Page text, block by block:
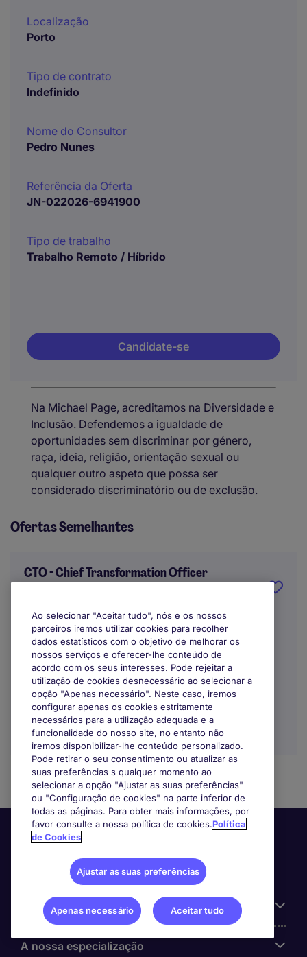
Localização
Porto
Tipo de contrato
Indefinido
Nome do Consultor
Pedro Nunes
Referência da Oferta
JN-022026-6941900
Tipo de trabalho
Trabalho Remoto / Híbrido
Candidate-se
Na Michael Page, acreditamos na Diversidade e
Inclusão. Defendemos a igualdade de
oportunidades sem discriminar por género,
raça, ideia, religião, orientação sexual ou
qualquer outro aspeto que possa ser
considerado discriminatório ou de exclusão.
Ofertas Semelhantes
CTO - Chief Transformation Officer
Porto
Indefinido
EUR60.000 - EUR80.000 por ano
Trabalho Remoto / Híbrido
Informação Útil
A nossa especialização
Ao selecionar "Aceitar tudo", nós e os nossos
parceiros iremos utilizar cookies para recolher
dados estatísticos com o objetivo de melhorar os
nossos serviços e oferecer-lhe conteúdo de
acordo com os seus interesses. Pode rejeitar a
utilização de cookies desnecessário ao selecionar a
opção "Apenas necessário". Neste caso, iremos
configurar apenas os cookies estritamente
necessários para a utilização adequada e a
funcionalidade do nosso site, no entanto não
iremos disponibilizar-lhe conteúdo personalizado.
Pode retirar o seu consentimento ou atualizar as
suas preferências s qualquer momento ao
selecionar a opção "Ajustar as suas preferências"
ou "Configuração de cookies" na parte inferior de
todas as páginas. Para obter mais informações, por
favor consulte a nossa política de cookies.Política
de Cookies
Ajustar as suas preferências
Apenas necessário Aceitar tudo